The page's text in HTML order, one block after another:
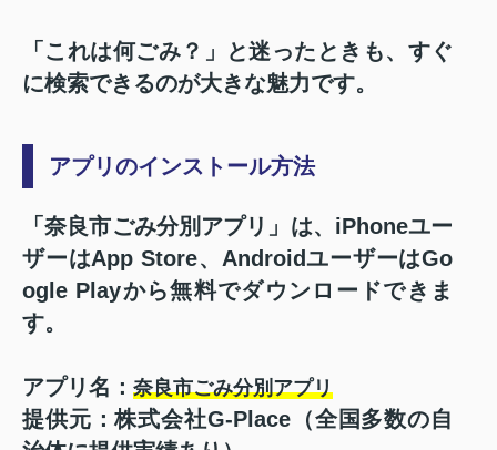
「これは何ごみ？」と迷ったときも、すぐ
に検索できるのが大きな魅力です。
アプリのインストール方法
「奈良市ごみ分別アプリ」は、iPhoneユー
ザーはApp Store、AndroidユーザーはGo
ogle Playから無料でダウンロードできま
す。
アプリ名： 奈良市ごみ分別アプリ
提供元：株式会社G-Place（全国多数の自